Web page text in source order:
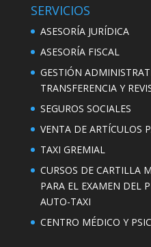
SERVICIOS
ASESORÍA JURÍDICA
ASESORÍA FISCAL
GESTIÓN
TRANSFERENCIA Y
SEGUROS SOCIALES
VENTA DE ARTÍCULOS
TAXI GREMIAL
CURSOS DE CARTILLA
PARA EL EXAMEN DEL
AUTO-TAXI
CENTRO MÉDICO Y